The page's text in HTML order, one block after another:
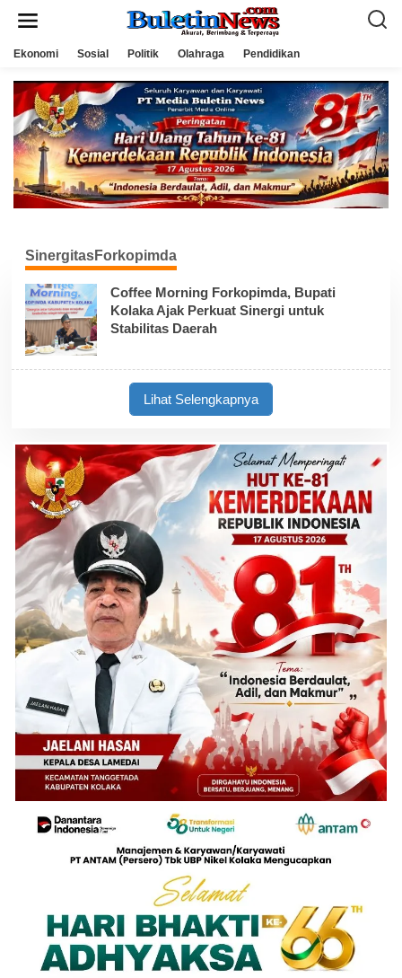
Ekonomi Sosial Politik Olahraga Pendidikan
SinergitasForkopimda
Coffee Morning Forkopimda, Bupati
Kolaka Ajak Perkuat Sinergi untuk
Stabilitas Daerah
Lihat Selengkapnya